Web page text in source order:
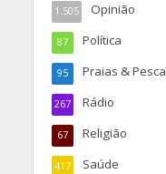
Opinião
1.505
Política
87
Praias & Pesca
95
Rádio
267
Religião
67
Saúde
417